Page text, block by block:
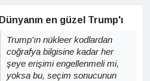
Dünyanın en güzel Trump'ı
Trump'ın nükleer kodlardan
coğrafya bilgisine kadar her
şeye erişimi engellenmeli mi,
yoksa bu, seçim sonucunun